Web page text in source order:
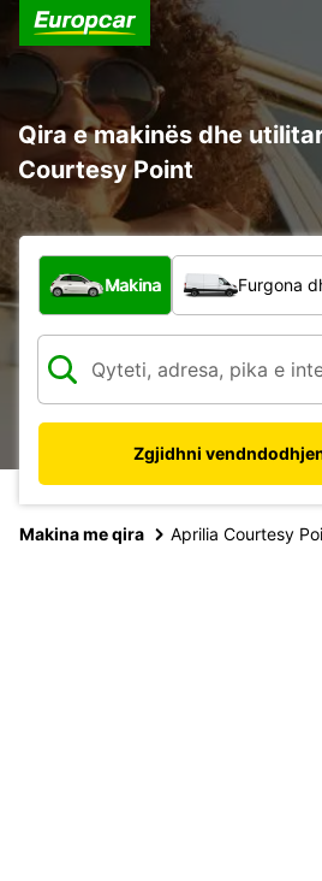
Qira e makinës dhe
Courtesy Point
Çfarë lloj automjeti?
Makina Furgona
Zgjidhni
Makina me qira Aprilia Courtesy